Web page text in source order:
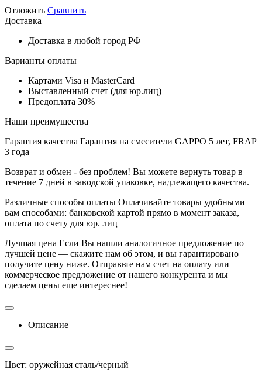
Отложить Сравнить
Доставка
Доставка в любой город РФ
Варианты оплаты
Картами Visa и MasterCard
Выставленный счет (для юр.лиц)
Предоплата 30%
Наши преимущества
Гарантия качества Гарантия на смесители GAPPO 5 лет, FRAP
3 года
Возврат и обмен - без проблем! Вы можете вернуть товар в
течение 7 дней в заводской упаковке, надлежащего качества.
Различные способы оплаты Оплачивайте товары удобными
вам способами: банковской картой прямо в момент заказа,
оплата по счету для юр. лиц
Лучшая цена Если Вы нашли аналогичное предложение по
лучшей цене — скажите нам об этом, и вы гарантировано
получите цену ниже. Отправьте нам счет на оплату или
коммерческое предложение от нашего конкурента и мы
сделаем цены еще интереснее!
Описание
Цвет: оружейная сталь/черный